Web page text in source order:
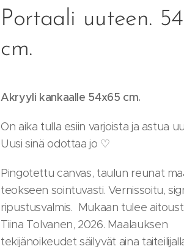
Portaali uuteen.
cm.
Akryyli kankaalle 54x65 cm.
On aika tulla esiin varjoista ja astua
Uusi sinä odottaa jo ♡
Pingotettu canvas, taulun reunat
teokseen sointuvasti. Vernissoitu,
ripustusvalmis. Mukaan tulee
Tiina Tolvanen, 2026. Maalauksen
tekijänoikeudet säilyvät aina